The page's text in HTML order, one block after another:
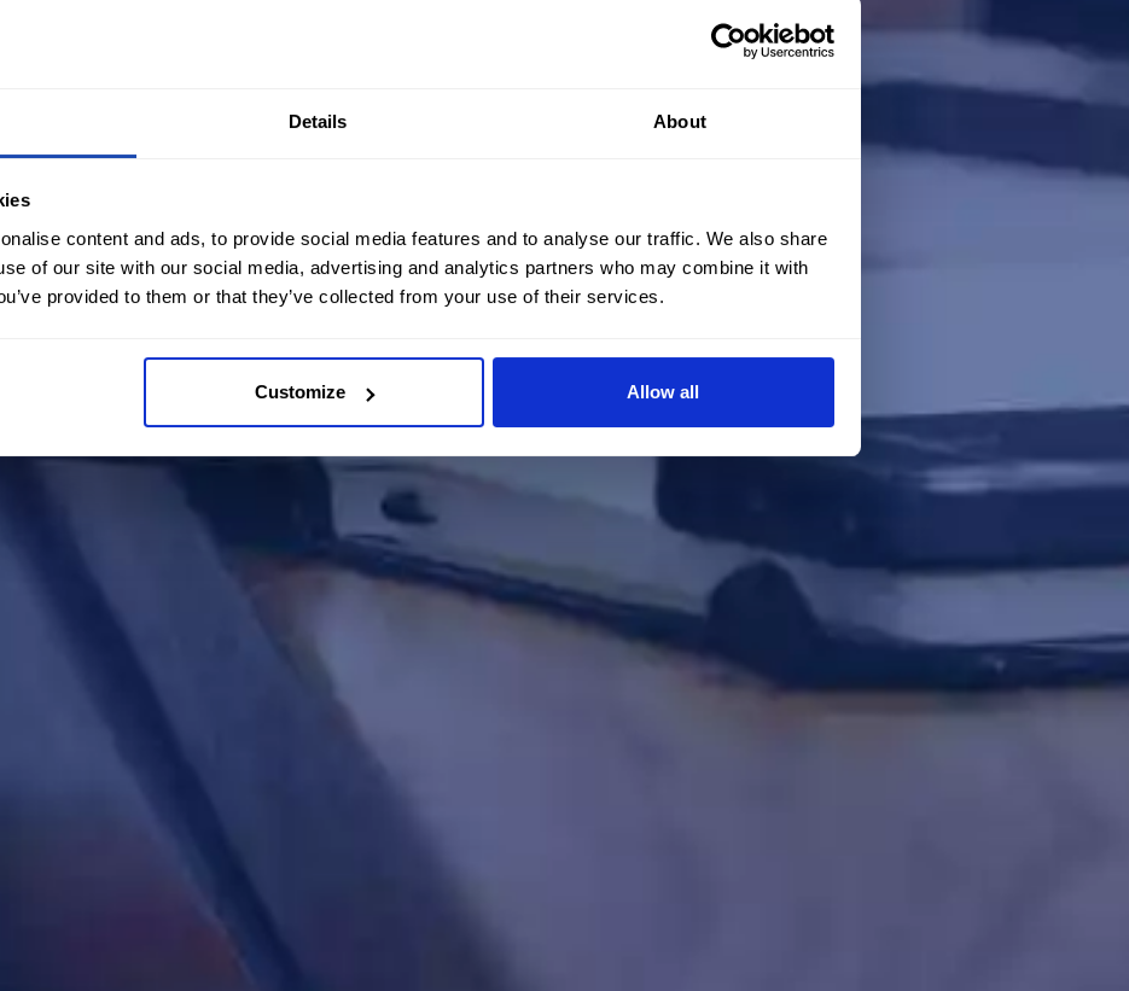
Details About
content and ads, to provide social media features and to analyse our traffic. We also share
of our site with our social media, advertising and analytics partners who may combine it with
provided to them or that they’ve collected from your use of their services.
Customize Allow all